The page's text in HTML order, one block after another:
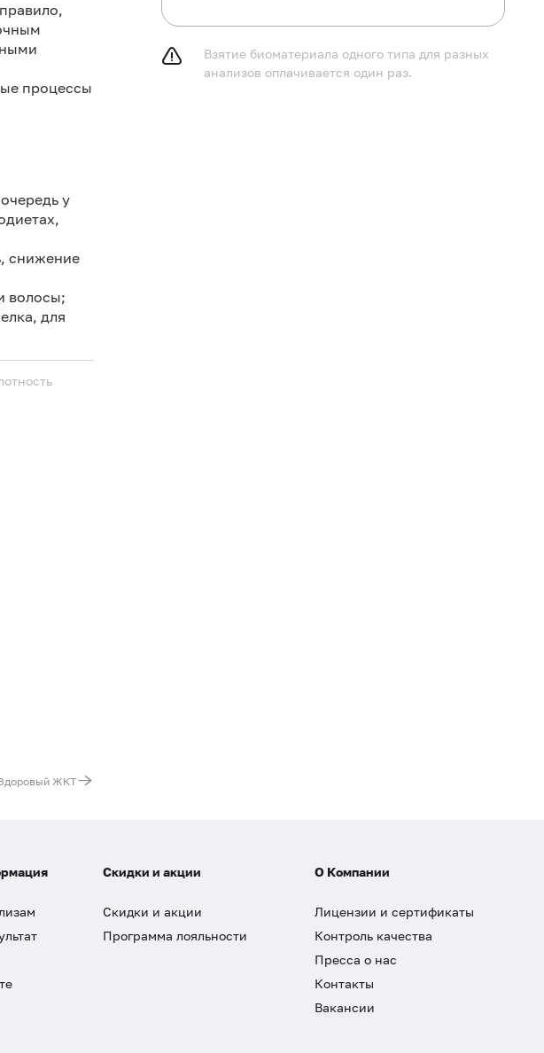
процессы
у
снижение
волосы;
для
ЖКТ
Гликированный гемоглобин (HbA1c)
Взятие биоматериала одного типа для разных
анализов оплачивается один раз.
Скидки и акции
Скидки и акции
Программа лояльности
О Компании
Лицензии и сертификаты
Контроль качества
Пресса о нас
Контакты
Вакансии